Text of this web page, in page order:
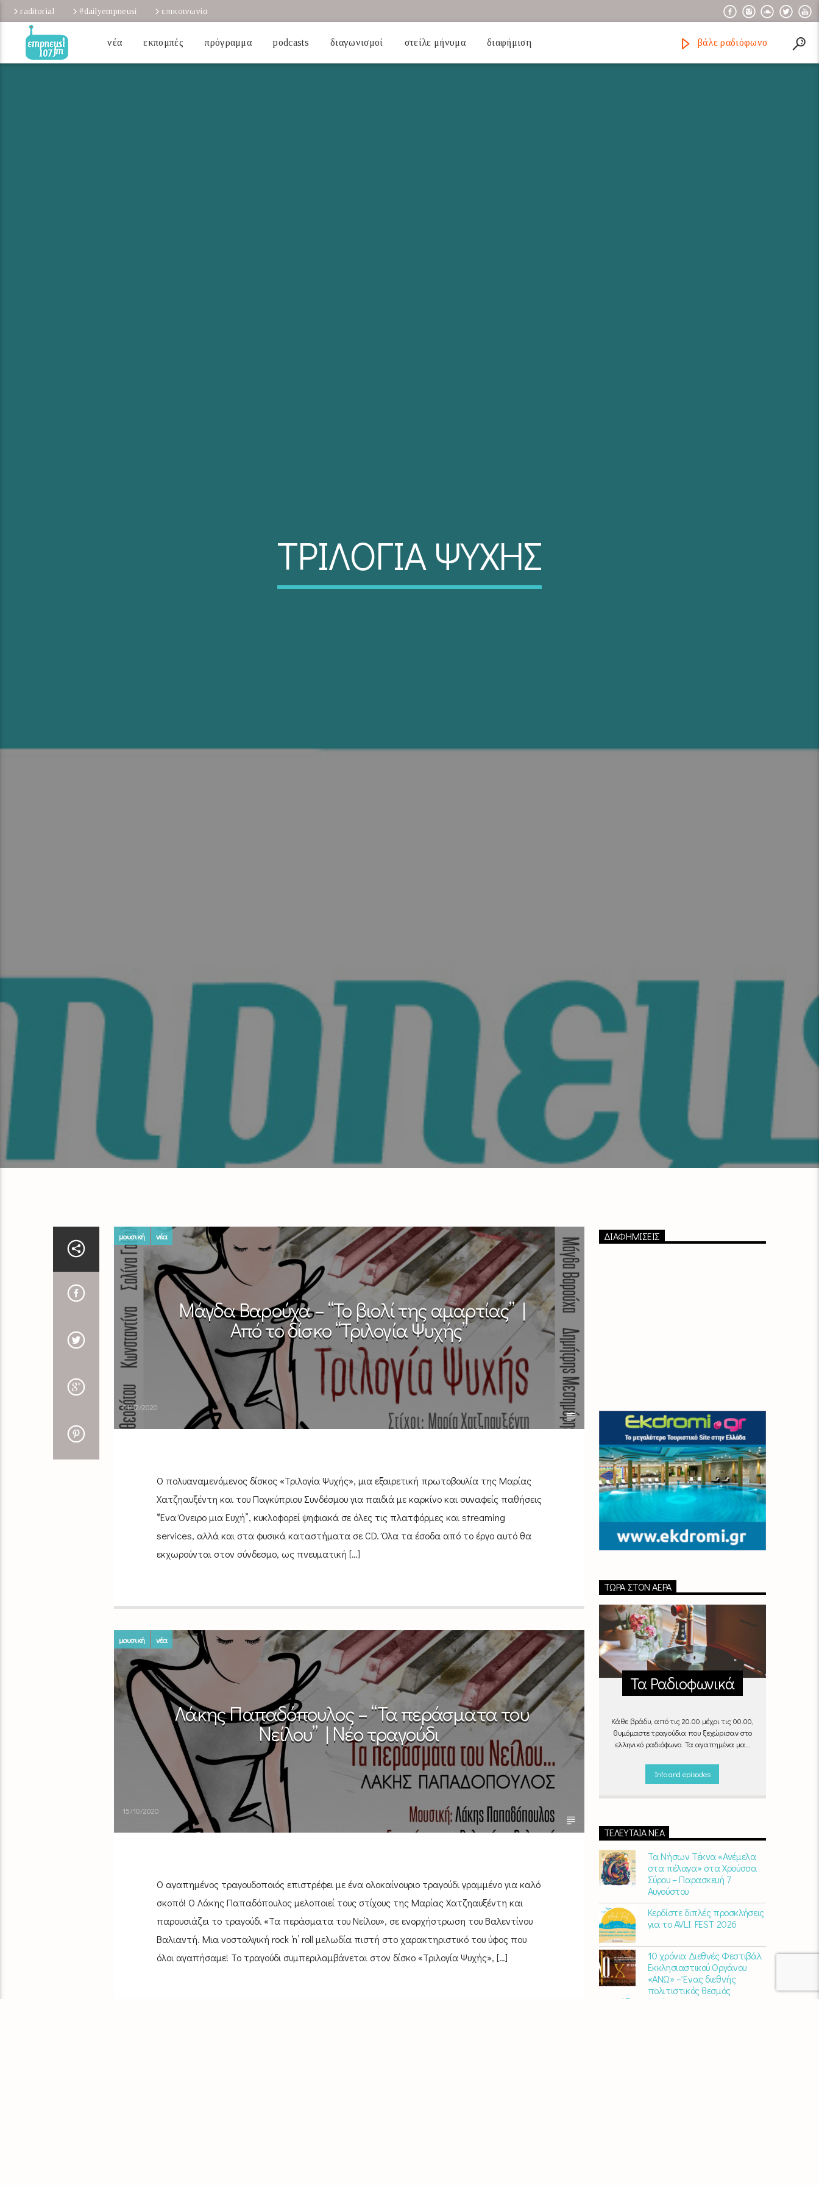
raditorial #dailyempneusi επικοινωνία
νέα εκπομπές πρόγραμμα podcasts διαγωνισμοί στείλε μήνυμα διαφήμιση βάλε ραδιόφωνο
ΤΡΙΛΟΓΙΑ ΨΥΧΗΣ
μουσική νέα
Μάγδα Βαρούχα – “Το βιολί της αμαρτίας” |
Από το δίσκο “Τριλογία Ψυχής”
01/12/2020
Ο πολυαναμενόμενος δίσκος «Τριλογία Ψυχής», μια εξαιρετική πρωτοβουλία της Μαρίας
Χατζηαυξέντη και του Παγκύπριου Συνδέσμου για παιδιά με καρκίνο και συναφείς παθήσεις
“Ένα Όνειρο μια Ευχή”, κυκλοφορεί ψηφιακά σε όλες τις πλατφόρμες και streaming
services, αλλά και στα φυσικά καταστήματα σε CD. Όλα τα έσοδα από το έργο αυτό θα
εκχωρούνται στον σύνδεσμο, ως πνευματική […]
μουσική νέα
Λάκης Παπαδόπουλος – “Τα περάσματα του
Νείλου” | Νέο τραγούδι
15/10/2020
Ο αγαπημένος τραγουδοποιός επιστρέφει με ένα ολοκαίνουριο τραγούδι γραμμένο για καλό
σκοπό! Ο Λάκης Παπαδόπουλος μελοποιεί τους στίχους της Μαρίας Χατζηαυξέντη και
παρουσιάζει το τραγούδι «Τα περάσματα του Νείλου», σε ενορχήστρωση του Βαλεντίνου
Βαλιαντή. Μια νοσταλγική rock ‘n’ roll μελωδία πιστή στο χαρακτηριστικό του ύφος που
όλοι αγαπήσαμε! Το τραγούδι συμπεριλαμβάνεται στον δίσκο «Τριλογία Ψυχής», […]
ΔΙΑΦΗΜΙΣΕΙΣ
ΤΏΡΑ ΣΤΟΝ ΑΈΡΑ
Τα Ραδιοφωνικά
Κάθε βράδυ, από τις 20.00 μέχρι τις 00.00,
θυμόμαστε τραγούδια που ξεχώρισαν στο
ελληνικό ραδιόφωνο. Τα αγαπημένα μας
Που ξέρεις, μπορεί και το δικό σου
αγαπημένο τραγούδι να βρίσκεται μέσα σ’
00:00στονEmpneusi 107 FM.
Info and episodes
ΤΕΛΕΥΤΑΊΑ ΝΈΑ
Τα Νήσων Τέκνα «Ανέμελα
στα πέλαγα» στα Χρούσσα
Σύρου – Παρασκευή 7
Αυγούστου
Κερδίστε διπλές προσκλήσεις
για το AVLI FEST 2026
10 χρόνια Διεθνές Φεστιβάλ
Εκκλησιαστικού Οργάνου
«ΑΝΩ» – Ένας διεθνής
πολιτιστικός θεσμός
γιορτάζει στη Σύρο​